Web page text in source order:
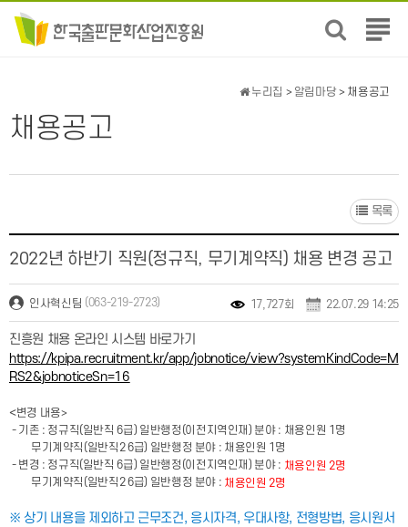
전
뉴
채용공고
누리집 > 알림마당 > 채용공고
목록
2022년 하반기 직원(정규직, 무기계약직) 채용 변경 공고
인사혁신팀 (063-219-2723) 17,727회 22.07.29 14:25
진흥원 채용 온라인 시스템 바로가기
https://kpipa.recruitment.kr/app/jobnotice/view?systemKindCode=M
RS2&jobnoticeSn=16
<변경 내용>
- 기존 : 정규직(일반직 6급) 일반행정(이전지역인재) 분야 : 채용인원 1명
무기계약직(일반직2 6급) 일반행정 분야 : 채용인원 1명
- 변경 : 정규직(일반직 6급) 일반행정(이전지역인재) 분야 : 채용인원 2명
무기계약직(일반직2 6급) 일반행정 분야 : 채용인원 2명
※ 상기 내용을 제외하고 근무조건, 응시자격, 우대사항, 전형방법, 응시원서